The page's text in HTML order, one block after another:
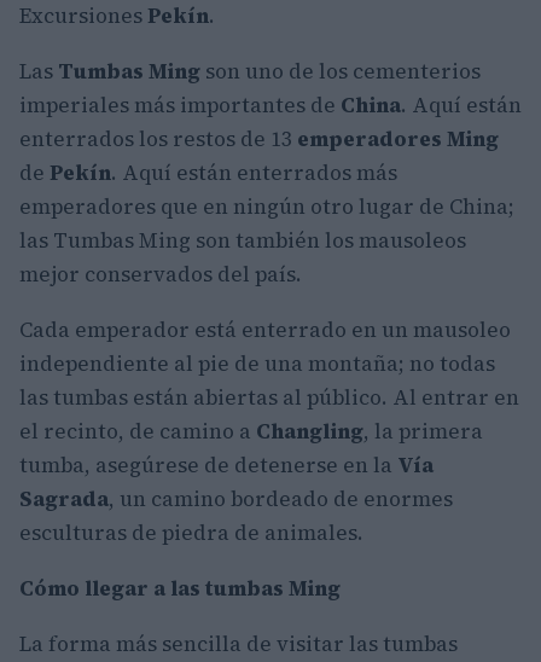
Excursiones Pekín.
Las Tumbas Ming son uno de los cementerios
imperiales más importantes de China. Aquí están
enterrados los restos de 13 emperadores Ming
de Pekín. Aquí están enterrados más
emperadores que en ningún otro lugar de China;
las Tumbas Ming son también los mausoleos
mejor conservados del país.
Cada emperador está enterrado en un mausoleo
independiente al pie de una montaña; no todas
las tumbas están abiertas al público. Al entrar en
el recinto, de camino a Changling, la primera
tumba, asegúrese de detenerse en la Vía
Sagrada, un camino bordeado de enormes
esculturas de piedra de animales.
Cómo llegar a las tumbas Ming
La forma más sencilla de visitar las tumbas